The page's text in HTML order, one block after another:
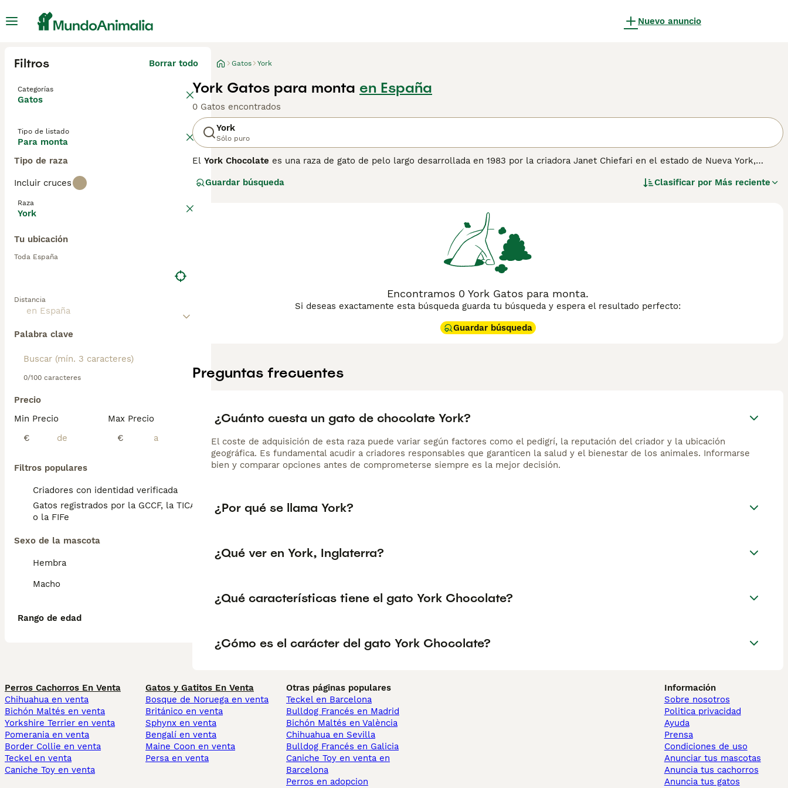
Nuevo anuncio
Filtros Borrar todo
Categorías
Gatos
Tipo de listado
Para monta
Tipo de raza
Incluir cruces
Raza
York
Tu ubicación
Toda España
Distancia
Palabra clave
0/100 caracteres
Precio
Min Precio
€
Max Precio
€
Filtros populares
Criadores con identidad verificada
Gatos registrados por la GCCF, la TICA
o la FIFe
Sexo de la mascota
Hembra
Macho
Rango de edad
Gatos York
York Gatos para monta en España
0 Gatos encontrados
York
Sólo puro
El York Chocolate es una raza de gato de pelo largo desarrollada en 1983 por la criadora Janet Chiefari en el estado de Nueva York,
callejero negro de pelo largo, produciendo entre sus crías un gatito marrón chocolate llamado
. Chiefari quedó fascinada por el
del Noreste de América (CFFNE) reconoció al York Chocolate como raza experimental en 1990 y le otorgó estatus de campeón en 1992.
El York Chocolate es un gato grande y musculoso, de constitución sólida y porte elegante, con un pelaje semilargo, suave y sedoso en
color chocolate puro, lavanda, o una combinación de ambos colores con blanco. Sus ojos son grandes y expresivos, generalmente en
tonos dorados, verdes o avellana. El carácter del York Chocolate es afectuoso, juguetón y curioso, con una vena activa y una predilección
por mantenerse cerca de sus propietarios. Es una raza de temperamento equilibrado, sociable con niños y otros animales, y bien
se considera actualmente extinta o en peligro crítico de extinción, lo que hace que los ejemplares disponibles sean extraordinariamente
Guardar búsqueda Clasificar por Más reciente
Encontramos 0 York Gatos para monta.
Si deseas exactamente esta búsqueda guarda tu búsqueda y espera el resultado perfecto:
Guardar búsqueda
Preguntas frecuentes
¿Cuánto cuesta un gato de chocolate York?
El coste de adquisición de esta raza puede variar según factores como el pedigrí, la reputación del criador y la ubicación
geográfica. Es fundamental acudir a criadores responsables que garanticen la salud y el bienestar de los animales. Informarse
bien y comparar opciones antes de comprometerse siempre es la mejor decisión.
¿Por qué se llama York?
¿Qué ver en York, Inglaterra?
¿Qué características tiene el gato York Chocolate?
¿Cómo es el carácter del gato York Chocolate?
Perros Cachorros En Venta
Chihuahua en venta
Bichón Maltés en venta
Yorkshire Terrier en venta
Pomerania en venta
Border Collie en venta
Teckel en venta
Caniche Toy en venta
Gatos y Gatitos En Venta
Bosque de Noruega en venta
Británico en venta
Sphynx en venta
Bengalí en venta
Maine Coon en venta
Persa en venta
Otras páginas populares
Teckel en Barcelona
Bulldog Francés en Madrid
Bichón Maltés en València
Chihuahua en Sevilla
Bulldog Francés en Galicia
Caniche Toy en venta en
Barcelona
Perros en adopcion
Información
Sobre nosotros
Politica privacidad
Ayuda
Prensa
Condiciones de uso
Anunciar tus mascotas
Anuncia tus cachorros
Anuncia tus gatos